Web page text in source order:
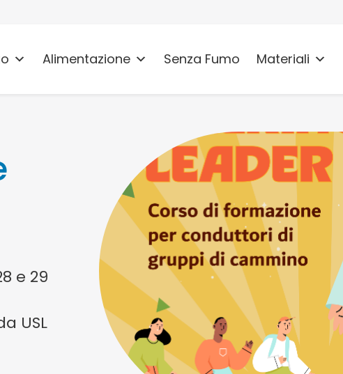
Alimentazione Senza Fumo Materiali
e 29
USL